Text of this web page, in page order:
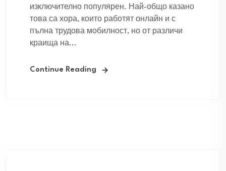
изключително популярен. Най-общо казано
това са хора, които работят онлайн и с
пълна трудова мобилност, но от различи
краища на...
Continue Reading